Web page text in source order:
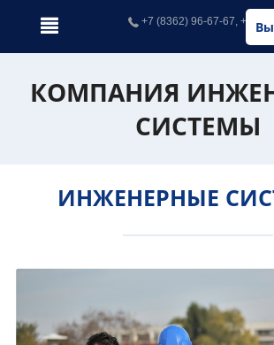
+7 (8362) 96-67-67, +7
КОМПАНИЯ
СИСТЕМЫ
ИНЖЕНЕРНЫЕ